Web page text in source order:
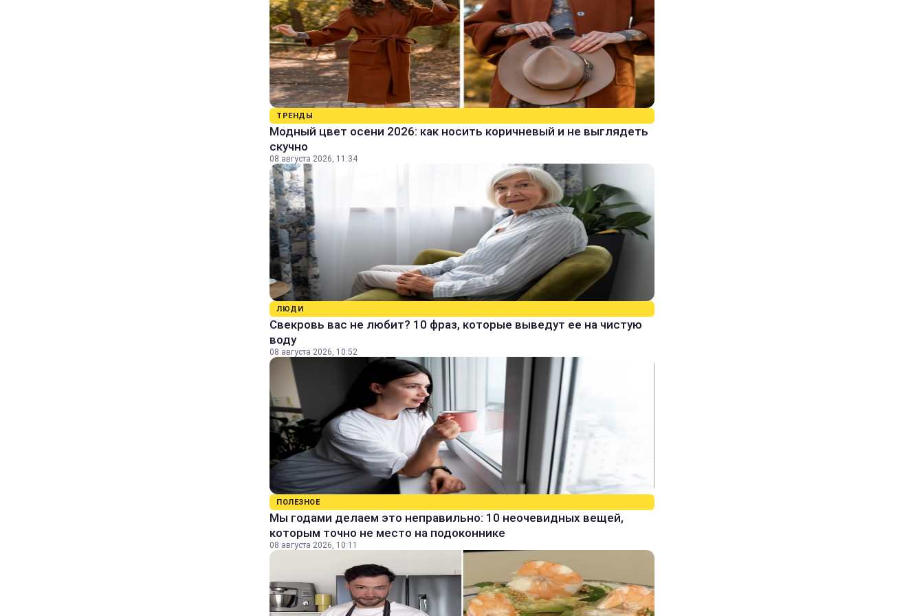
ТРЕНДЫ
Модный цвет осени 2026: как носить коричневый и не выглядеть
скучно
08 августа 2026, 11:34
ЛЮДИ
Свекровь вас не любит? 10 фраз, которые выведут ее на чистую
воду
08 августа 2026, 10:52
ПОЛЕЗНОЕ
Мы годами делаем это неправильно: 10 неочевидных вещей,
которым точно не место на подоконнике
08 августа 2026, 10:11